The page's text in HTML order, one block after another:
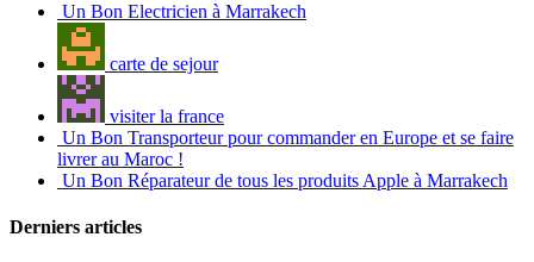
Un Bon Electricien à Marrakech
carte de sejour
visiter la france
Un Bon Transporteur pour commander en Europe et se faire
livrer au Maroc !
Un Bon Réparateur de tous les produits Apple à Marrakech
Derniers articles